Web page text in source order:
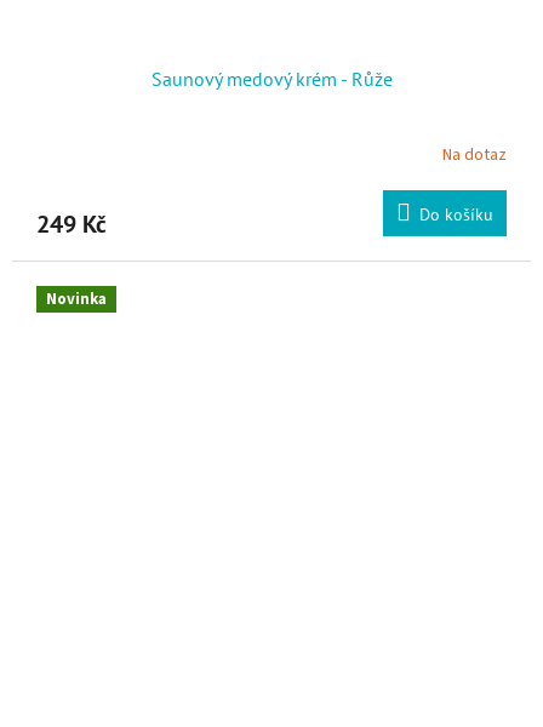
Saunový medový krém - Růže
Na dotaz
249 Kč Do košíku
Novinka